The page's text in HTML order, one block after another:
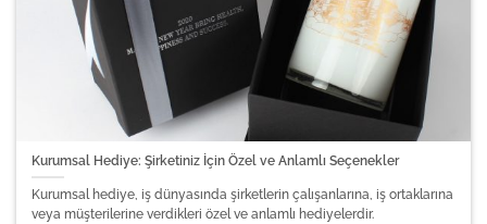
Kurumsal Hediye: Şirketiniz İçin Özel ve Anlamlı Seçenekler
Kurumsal hediye, iş dünyasında şirketlerin çalışanlarına, iş ortaklarına
veya müşterilerine verdikleri özel ve anlamlı hediyelerdir.